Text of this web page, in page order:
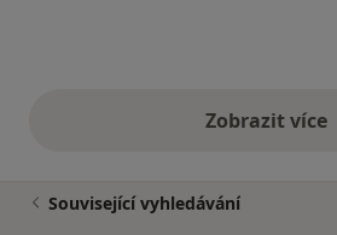
Zobrazit více
výše
Související vyhledávání